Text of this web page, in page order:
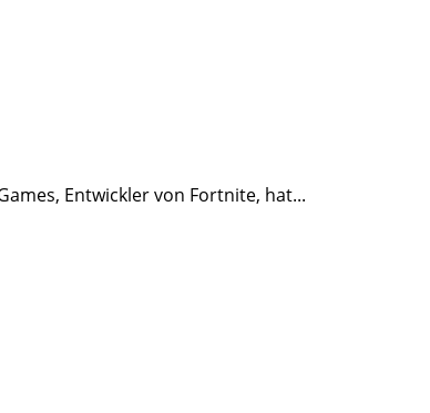
Entwickler von Fortnite, hat...